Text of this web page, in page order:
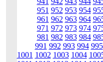
951 952 953 954
961 962 963 964
971 972 973 974
981 982 983 984
991 992 993 994 995
1001 1002 1003 1004